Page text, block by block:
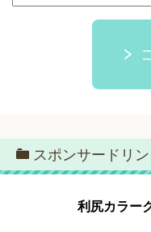
スポンサードリン
利尻カラー